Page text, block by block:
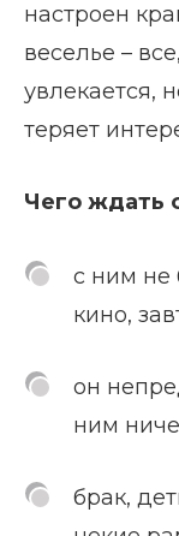
настроен
веселье –
увлекается,
теряет
Чего ждать
с ним не
кино,
он
ним
брак,